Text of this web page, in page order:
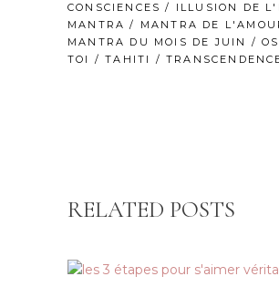
CONSCIENCES / ILLUSION DE
MANTRA / MANTRA DE
MANTRA DU MOIS DE JUIN
/
TOI
/TAHITI /
RELATED POSTS